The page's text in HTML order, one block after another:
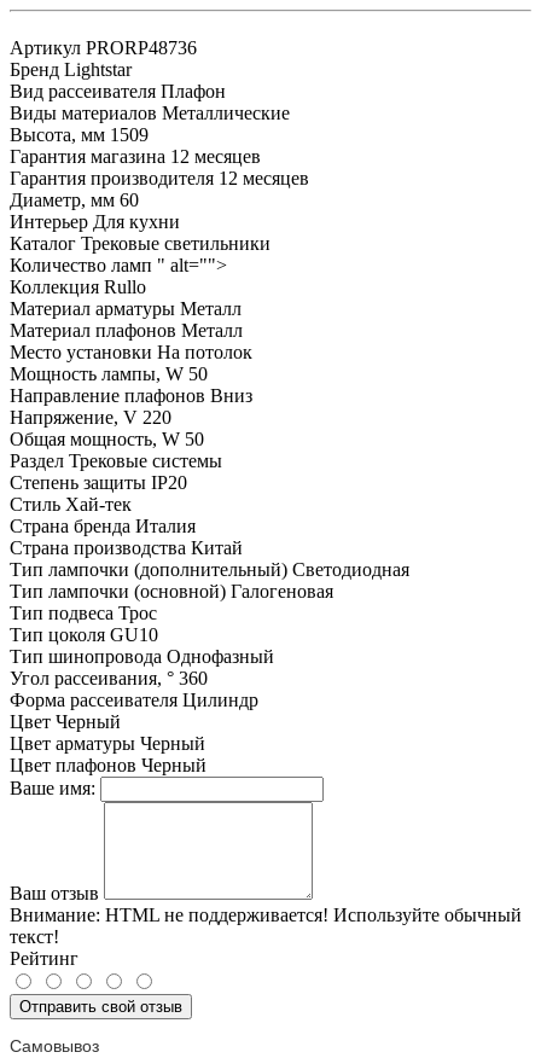
Артикул PRORP48736
Бренд Lightstar
Вид рассеивателя Плафон
Виды материалов Металлические
Высота, мм 1509
Гарантия магазина 12 месяцев
Гарантия производителя 12 месяцев
Диаметр, мм 60
Интерьер Для кухни
Каталог Трековые светильники
Количество ламп " alt="">
Коллекция Rullo
Материал арматуры Металл
Материал плафонов Металл
Место установки На потолок
Мощность лампы, W 50
Направление плафонов Вниз
Напряжение, V 220
Общая мощность, W 50
Раздел Трековые системы
Степень защиты IP20
Стиль Хай-тек
Страна бренда Италия
Страна производства Китай
Тип лампочки (дополнительный) Светодиодная
Тип лампочки (основной) Галогеновая
Тип подвеса Трос
Тип цоколя GU10
Тип шинопровода Однофазный
Угол рассеивания, ° 360
Форма рассеивателя Цилиндр
Цвет Черный
Цвет арматуры Черный
Цвет плафонов Черный
Ваше имя:
Ваш отзыв
Внимание: HTML не поддерживается! Используйте обычный
текст!
Рейтинг
Отправить свой отзыв
Самовывоз